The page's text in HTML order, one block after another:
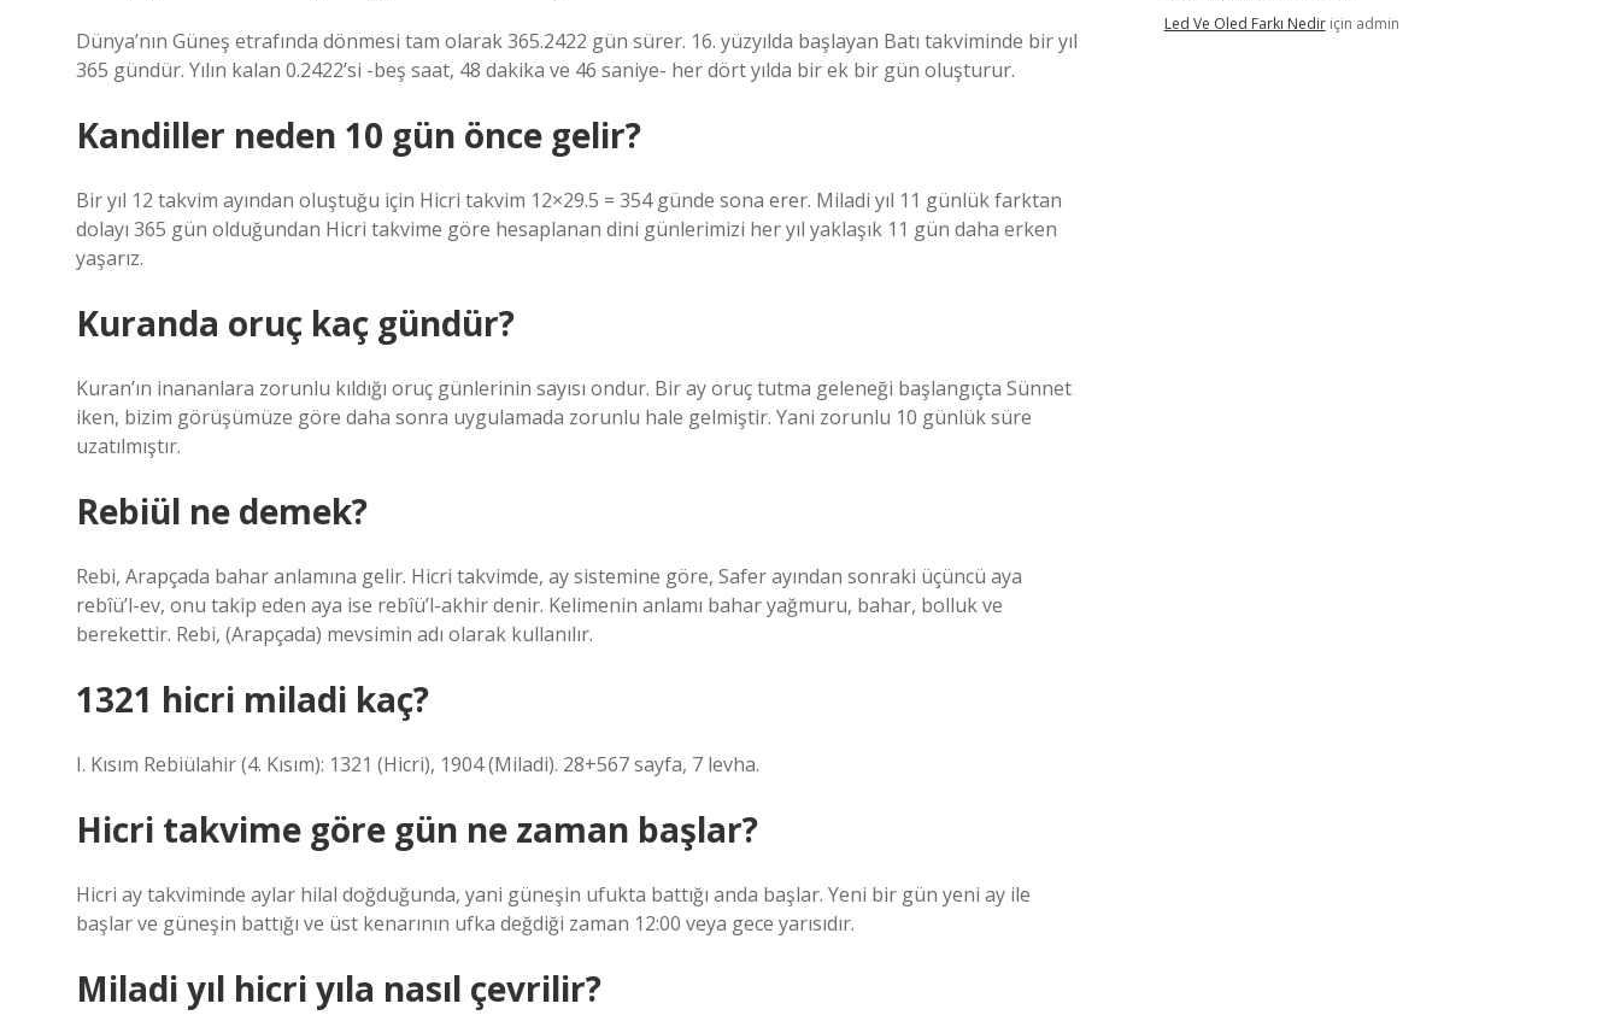
Dünya’nın Güneş etrafında dönmesi tam olarak 365.2422 gün sürer. 16. yüzyılda başlayan Batı takviminde bir yıl
365 gündür. Yılın kalan 0.2422’si -beş saat, 48 dakika ve 46 saniye- her dört yılda bir ek bir gün oluşturur.
Kandiller neden 10 gün önce gelir?
Bir yıl 12 takvim ayından oluştuğu için Hicri takvim 12×29.5 = 354 günde sona erer. Miladi yıl 11 günlük farktan
dolayı 365 gün olduğundan Hicri takvime göre hesaplanan dini günlerimizi her yıl yaklaşık 11 gün daha erken
yaşarız.
Kuranda oruç kaç gündür?
Kuran’ın inananlara zorunlu kıldığı oruç günlerinin sayısı ondur. Bir ay oruç tutma geleneği başlangıçta Sünnet
iken, bizim görüşümüze göre daha sonra uygulamada zorunlu hale gelmiştir. Yani zorunlu 10 günlük süre
uzatılmıştır.
Rebiül ne demek?
Rebi, Arapçada bahar anlamına gelir. Hicri takvimde, ay sistemine göre, Safer ayından sonraki üçüncü aya
rebîü’l-ev, onu takip eden aya ise rebîü’l-akhir denir. Kelimenin anlamı bahar yağmuru, bahar, bolluk ve
berekettir. Rebi, (Arapçada) mevsimin adı olarak kullanılır.
1321 hicri miladi kaç?
I. Kısım Rebiülahir (4. Kısım): 1321 (Hicri), 1904 (Miladi). 28+567 sayfa, 7 levha.
Hicri takvime göre gün ne zaman başlar?
Hicri ay takviminde aylar hilal doğduğunda, yani güneşin ufukta battığı anda başlar. Yeni bir gün yeni ay ile
başlar ve güneşin battığı ve üst kenarının ufka değdiği zaman 12:00 veya gece yarısıdır.
Miladi yıl hicri yıla nasıl çevrilir?
Led Ve Oled Farkı Nediriçin admin